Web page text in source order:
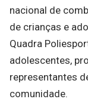
nacional de
de crianças e
Quadra
adolescentes,
representantes
comunidade.